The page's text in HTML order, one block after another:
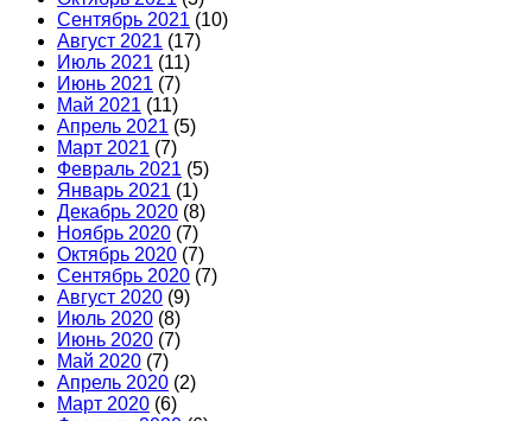
Сентябрь 2021 (10)
Август 2021 (17)
Июль 2021 (11)
Июнь 2021 (7)
Май 2021 (11)
Апрель 2021 (5)
Март 2021 (7)
Февраль 2021 (5)
Январь 2021 (1)
Декабрь 2020 (8)
Ноябрь 2020 (7)
Октябрь 2020 (7)
Сентябрь 2020 (7)
Август 2020 (9)
Июль 2020 (8)
Июнь 2020 (7)
Май 2020 (7)
Апрель 2020 (2)
Март 2020 (6)